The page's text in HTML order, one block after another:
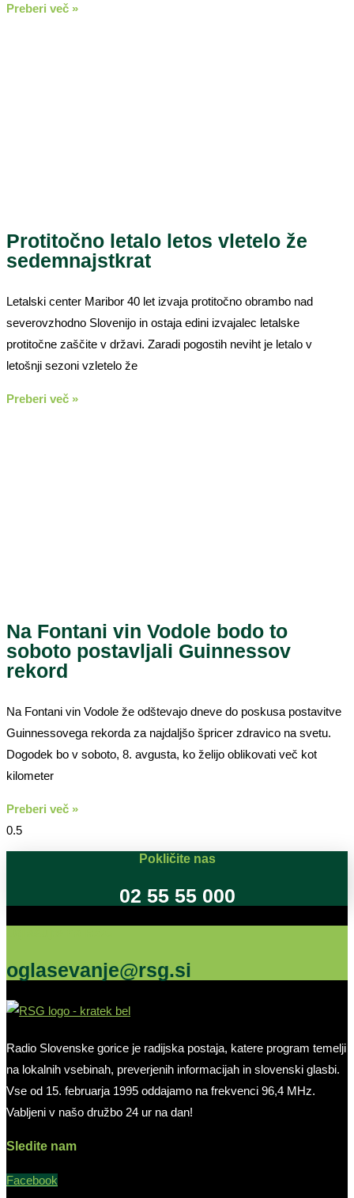
Preberi več »
Protitočno letalo letos vletelo že
sedemnajstkrat
Letalski center Maribor 40 let izvaja protitočno obrambo nad
severovzhodno Slovenijo in ostaja edini izvajalec letalske
protitočne zaščite v državi. Zaradi pogostih neviht je letalo v
letošnji sezoni vzletelo že
Preberi več »
Na Fontani vin Vodole bodo to
soboto postavljali Guinnessov
rekord
Na Fontani vin Vodole že odštevajo dneve do poskusa postavitve
Guinnessovega rekorda za najdaljšo špricer zdravico na svetu.
Dogodek bo v soboto, 8. avgusta, ko želijo oblikovati več kot
kilometer
Preberi več »
Pokličite nas
02 55 55 000
oglasevanje@rsg.si
Radio Slovenske gorice je radijska postaja, katere program temelji
na lokalnih vsebinah, preverjenih informacijah in slovenski glasbi.
Vse od 15. februarja 1995 oddajamo na frekvenci 96,4 MHz.
Vabljeni v našo družbo 24 ur na dan!
Sledite nam
Facebook